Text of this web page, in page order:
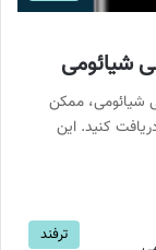
شیائومی
شیائومی، ممکن
کنید. این
ترفند